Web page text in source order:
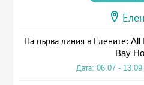
На първа линия в Елените:
Bay
Дата: 06.07 -